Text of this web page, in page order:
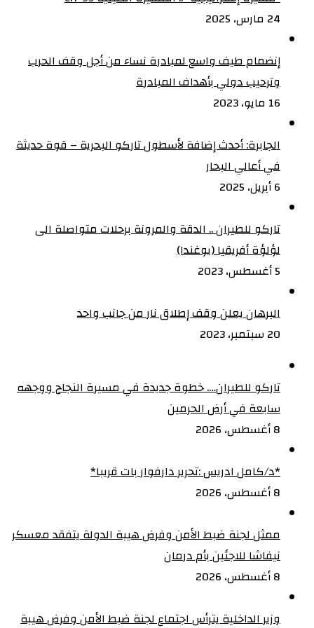
24 مارس، 2025
إنضمام طيف واسع لمبادرة نساء من أجل وقف الحرب
وترحيب دولي بأهداف المبادرة
16 مايو، 2023
الجابرة: أحدث إضافة لأسطول تاركو البحرية – قوة حديثة
في أعالي البحار
6 أبريل، 2025
تاركو للطيران .. الدقة والمرونة برحلات متواصلة الى
لؤلؤة أفريقيا (يوغندا)
5 أغسطس، 2023
البرهان يعلن وقف إطلاق نار من جانب واحد
20 سبتمبر، 2023
تاركو للطيران…. خطوة جديدة في مسيرة النجاح ووجهه
سابعة في أرض الحرمين
8 أغسطس، 2026
‏*د/كامل ادريس :تحرير دارفوار بات قريبا*
8 أغسطس، 2026
ممثل لجنة ضبط الأمن وفرض هيبة الدولة يتفقد معسكر
نيفاشا للاجئين بأم درمان
8 أغسطس، 2026
وزير الداخلية يترأس اجتماع لجنة ضبط الأمن وفرض هيبة